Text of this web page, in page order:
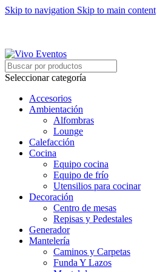
Skip to navigation Skip to main content
Seleccionar categoría
Accesorios
Ambientación
Alfombras
Lounge
Calefacción
Cocina
Equipo cocina
Equipo de frío
Utensilios para cocinar
Decoración
Centro de mesas
Repisas y Pedestales
Generador
Mantelería
Caminos y Carpetas
Funda Y Lazos